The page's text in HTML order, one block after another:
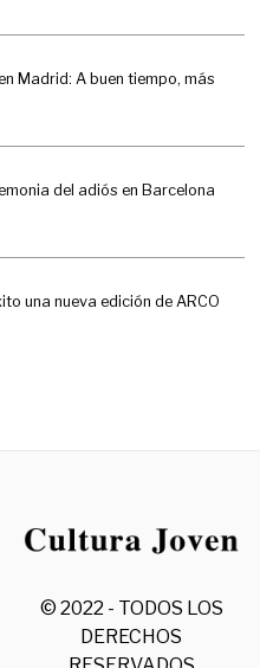
Madrid: A buen tiempo, más
del adiós en Barcelona
una nueva edición de ARCO
© 2022 - TODOS LOS
DERECHOS